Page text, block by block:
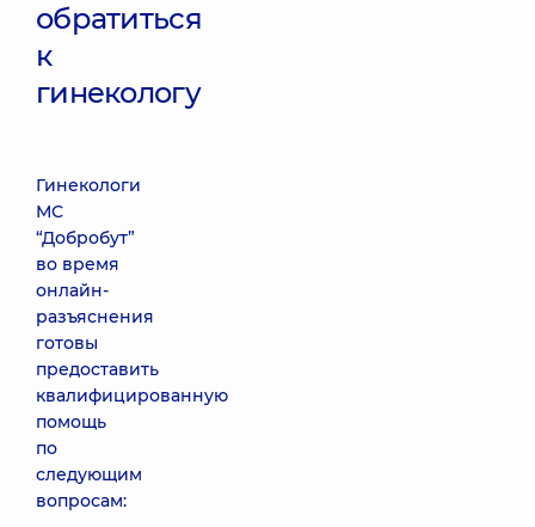
обратиться
к
гинекологу
Гинекологи
МС
“Добробут”
во время
онлайн-
разъяснения
готовы
предоставить
квалифицированную
помощь
по
следующим
вопросам: